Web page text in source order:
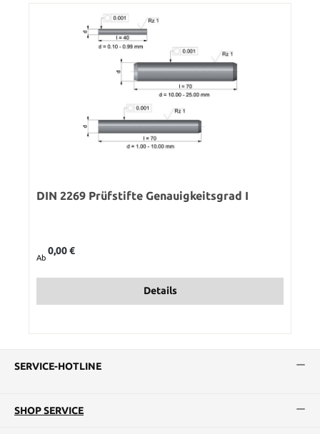
DIN 2269 Prüfstifte Genauigkeitsgrad I
Ab
0,00 €
Details
SERVICE-HOTLINE
SHOP SERVICE